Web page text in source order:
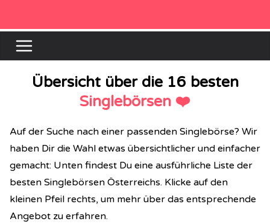
springen
Übersicht über die 16 besten
Singlebörsen ❤️
Auf der Suche nach einer passenden Singlebörse? Wir
haben Dir die Wahl etwas übersichtlicher und einfacher
gemacht: Unten findest Du eine ausführliche Liste der
besten Singlebörsen Österreichs. Klicke auf den
kleinen Pfeil rechts, um mehr über das entsprechende
Angebot zu erfahren.